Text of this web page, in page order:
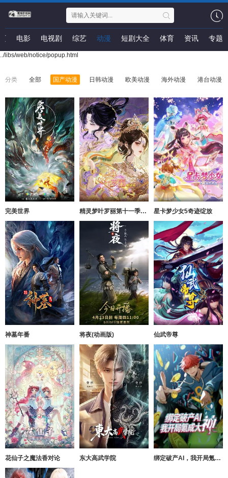
电影 电视剧 综艺 动漫 短剧大全 体育 资讯 专题
../libs/web/notice/popup.html
分类 全部 国产动漫 日韩动漫 欧美动漫 海外动漫 港台动漫
完美世界 精灵梦叶罗丽第十一季（下） 星卡梦少女5奇迹绽放
神墓年番 将夜(动画版) 仙武帝尊
花仙子之魔法香对论 东大高武学院 绑定破产AI，我开局氪成大神动态漫画第1季